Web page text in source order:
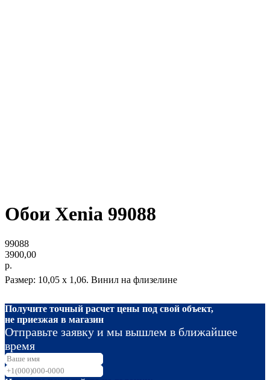
Обои Xenia 99088
99088
3900,00
р.
Размер: 10,05 х 1,06. Винил на флизелине
Получите точный расчет цены под свой объект,
не приезжая в магазин
Отправьте заявку и мы вышлем в ближайшее
время